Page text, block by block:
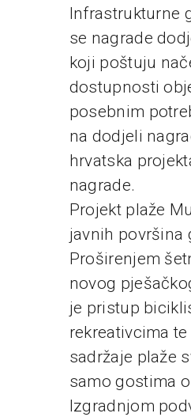
Infrastrukturne
se nagrade
koji poštuju
dostupnosti
posebnim
na dodjeli
hrvatska
nagrade.
Projekt plaže
javnih površina
Proširenjem
novog
je pristup
rekreativcima
sadržaje plaže
samo gostima
Izgradnjom